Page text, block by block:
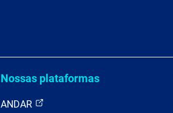
Nossas plataformas
ANDAR